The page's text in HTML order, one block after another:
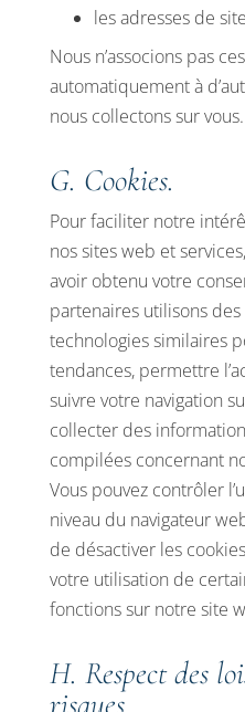
les adresses de
Nous n’associons pas
automatiquement à
nous collectons sur vous.
G. Cookies.
Pour faciliter notre
nos sites web et
avoir obtenu votre
partenaires utilisons
technologies similaires
tendances, permettre
suivre votre navigation
collecter des
compilées concernant
Vous pouvez contrôler
niveau du navigateur
de désactiver les
votre utilisation de
fonctions sur notre site
H. Respect des
risques.